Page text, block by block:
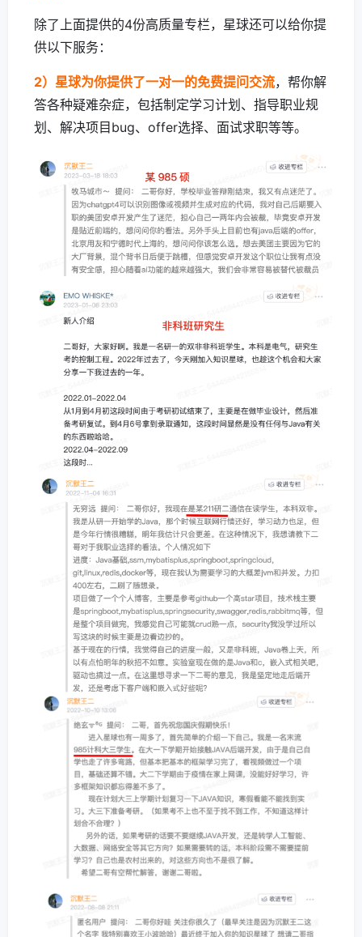
除了上面提供的4份高质量专栏，星球还可以给你提
供以下服务：
2）星球为你提供了一对一的免费提问交流，帮你解
答各种疑难杂症，包括制定学习计划、指导职业规
划、解决项目bug、offer选择、面试求职等等。